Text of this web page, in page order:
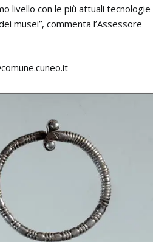
livello con le più attuali tecnologie
musei”, commenta l’Assessore